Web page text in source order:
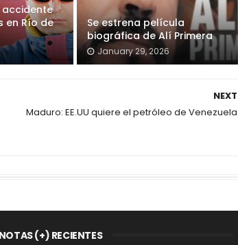
accidente
en Río de
Se estrena película
biográfica de Alí Primera
January 29, 2026
NEXT
Maduro: EE.UU quiere el petróleo de Venezuela
NOTAS (+) RECIENTES